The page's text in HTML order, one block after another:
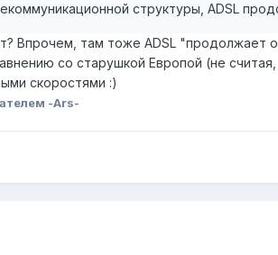
структуры, ADSL
Впрочем, там тоже ADSL "продолжает
со старушкой Европой (не
скоростями :)
-Ars-